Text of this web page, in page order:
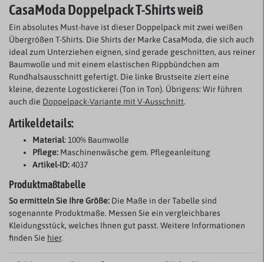
CasaModa Doppelpack T-Shirts weiß
Ein absolutes Must-have ist dieser Doppelpack mit zwei weißen
Übergrößen T-Shirts. Die Shirts der Marke CasaModa, die sich auch
ideal zum Unterziehen eignen, sind gerade geschnitten, aus reiner
Baumwolle und mit einem elastischen Rippbündchen am
Rundhalsausschnitt gefertigt. Die linke Brustseite ziert eine
kleine, dezente Logostickerei (Ton in Ton). Übrigens: Wir führen
auch die Doppelpack-Variante mit V-Ausschnitt.
Artikeldetails:
Material: 100% Baumwolle
Pflege: Maschinenwäsche gem. Pflegeanleitung
Artikel-ID:4037
Produktmaßtabelle
So ermitteln Sie Ihre Größe: Die Maße in der Tabelle sind
sogenannte Produktmaße. Messen Sie ein vergleichbares
Kleidungsstück, welches Ihnen gut passt. Weitere Informationen
finden Sie hier.